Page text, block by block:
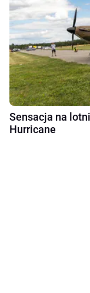
Sensacja na
Hurricane